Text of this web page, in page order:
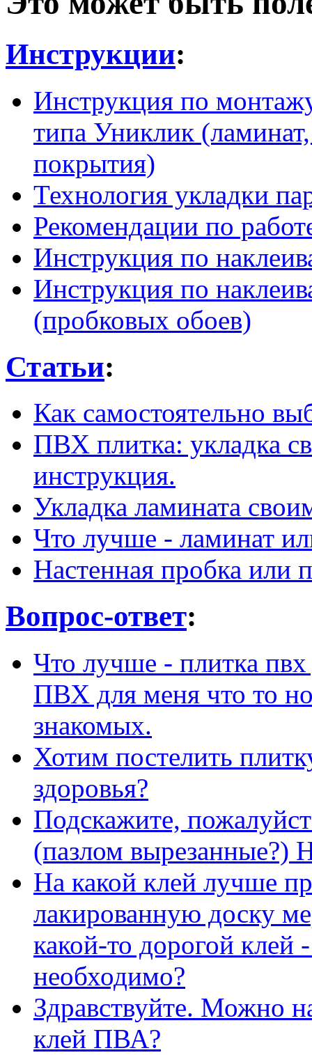
Инструкции:
Инструкция по
типа Униклик
покрытия)
Технология укладки
Рекомендации по
Инструкция по
Инструкция по
(пробковых обоев)
Статьи:
Как самостоятельно
ПВХ плитка: укладка
инструкция.
Укладка ламината
Что лучше - ламинат
Настенная пробка или
Вопрос-ответ:
Что лучше - плитка
ПВХ для меня что то
знакомых.
Хотим постелить
здоровья?
Подскажите,
(пазлом вырезанные?)
На какой клей лучше
лакированную доску
какой-то дорогой клей
необходимо?
Здравствуйте. Можно
клей ПВА?